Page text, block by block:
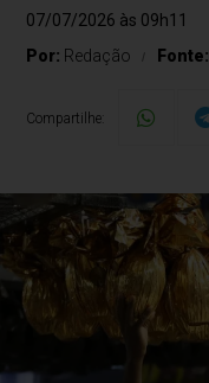
07/07/2026 às 09h11
Por: Redação Fonte:
Compartilhe: